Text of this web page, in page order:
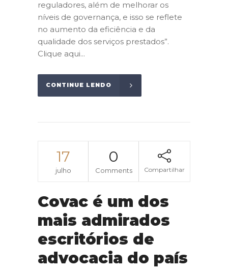
reguladores, além de melhorar os
níveis de governança, e isso se reflete
no aumento da eficiência e da
qualidade dos serviços prestados”.
Clique aqui...
CONTINUE LENDO
17
julho
0
Comments Compartilhar
Covac é um dos
mais admirados
escritórios de
advocacia do país